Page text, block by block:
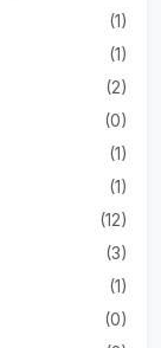
(1)
(1)
(2)
(0)
(1)
(1)
(12)
(3)
(1)
(0)